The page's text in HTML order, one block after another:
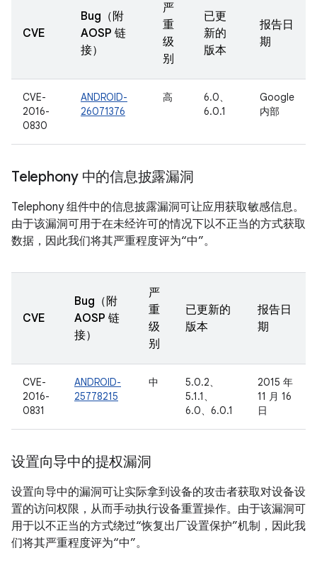
CVE
Bug（附
AOSP 链
接）
严
重
级
别
已更
新的
版本
报告日
期
CVE-
2016-
0830
ANDROID-
26071376
高
6.0、
6.0.1
Google
内部
Telephony 中的信息披露漏洞
Telephony 组件中的信息披露漏洞可让应用获取敏感信息。
由于该漏洞可用于在未经许可的情况下以不正当的方式获取
数据，因此我们将其严重程度评为“中”。
CVE
Bug（附
AOSP 链
接）
严
重
级
别
已更新的
版本
报告日
期
CVE-
2016-
0831
ANDROID-
25778215
中
5.0.2、
5.1.1、
6.0、6.0.1
2015 年
11 月 16
日
设置向导中的提权漏洞
设置向导中的漏洞可让实际拿到设备的攻击者获取对设备设
置的访问权限，从而手动执行设备重置操作。由于该漏洞可
用于以不正当的方式绕过“恢复出厂设置保护”机制，因此我
们将其严重程度评为“中”。